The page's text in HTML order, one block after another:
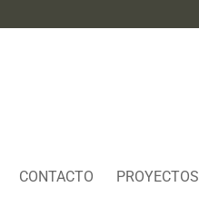
CONTACTO PROYECTOS